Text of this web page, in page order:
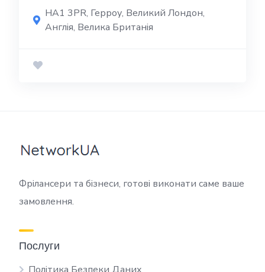
HA1 3PR, Герроу, Великий Лондон,
Англія, Велика Британія
Фрілансери та бізнеси, готові виконати саме ваше
замовлення.
Послуги